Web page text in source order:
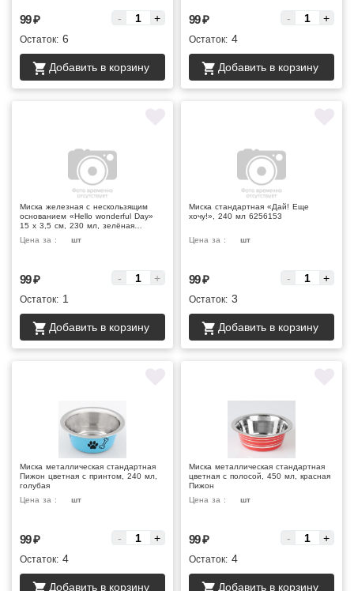
99₽ - +
Остаток: 6
Добавить в корзину
99₽ - +
Остаток: 4
Добавить в корзину
Миска железная с нескользящим
основанием «Hello wonderful Day»
15 х 3,5 см, 230 мл, зелёная
Цена за : шт
99₽ - +
Остаток: 1
Добавить в корзину
Миска стандартная «Дай! Еще
хочу!», 240 мл 6256153
Цена за : шт
99₽ - +
Остаток: 3
Добавить в корзину
Миска металлическая стандартная
Пижон цветная с принтом, 240 мл,
голубая
Цена за :
шт
99₽ - +
Остаток: 4
Добавить в корзину
Миска металлическая стандартная
цветная с полосой, 450 мл, красная
Пижон
Цена за :
шт
99₽ - +
Остаток: 4
Добавить в корзину